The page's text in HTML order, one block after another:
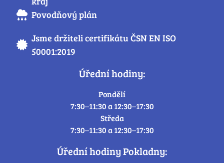
Povodňový plán
Jsme držiteli certifikátu ČSN EN ISO
50001:2019
Úřední hodiny:
Pondělí
7:30–11:30 a 12:30–17:30
Středa
7:30–11:30 a 12:30–17:30
Úřední hodiny Pokladny: